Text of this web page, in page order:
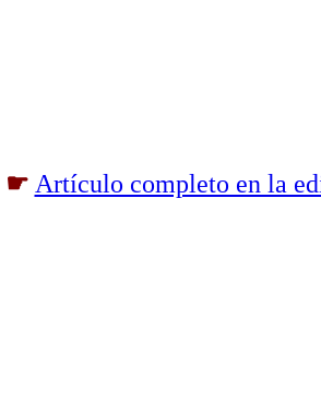
☛ Artículo completo en la